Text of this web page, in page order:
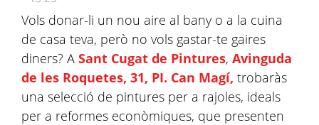
Vols donar-li un nou aire al bany o a la cuina
de casa teva, però no vols gastar-te gaires
diners? A Sant Cugat de Pintures, Avinguda
de les Roquetes, 31, PI. Can Magí, trobaràs
una selecció de pintures per a rajoles, ideals
per a reformes econòmiques, que presenten